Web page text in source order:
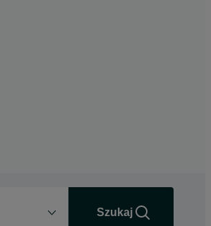
Szukaj